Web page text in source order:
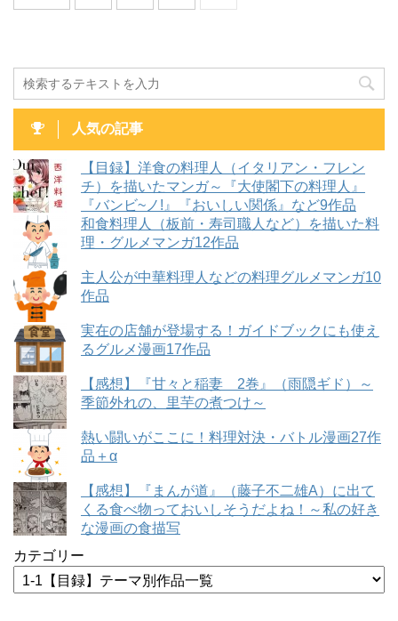
人気の記事
【目録】洋食の料理人（イタリアン・フレン
チ）を描いたマンガ～『大使閣下の料理人』
『バンビ~ノ!』『おいしい関係』など9作品
和食料理人（板前・寿司職人など）を描いた料
理・グルメマンガ12作品
主人公が中華料理人などの料理グルメマンガ10
作品
実在の店舗が登場する！ガイドブックにも使え
るグルメ漫画17作品
【感想】『甘々と稲妻 2巻』（雨隠ギド）～
季節外れの、里芋の煮つけ～
熱い闘いがここに！料理対決・バトル漫画27作
品＋α
【感想】『まんが道』（藤子不二雄A）に出て
くる食べ物っておいしそうだよね！～私の好き
な漫画の食描写
カテゴリー